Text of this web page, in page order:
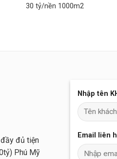
30 tỷ/nền 1000m2
đủ tiện
Phú Mỹ
Nhập tên
Email liên